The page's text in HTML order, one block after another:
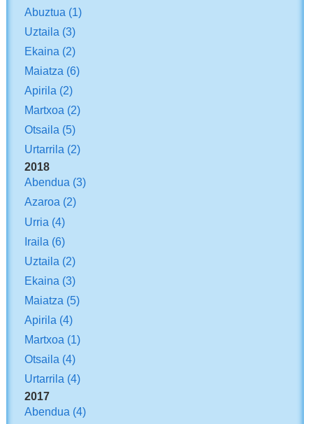
Abuztua (1)
Uztaila (3)
Ekaina (2)
Maiatza (6)
Apirila (2)
Martxoa (2)
Otsaila (5)
Urtarrila (2)
2018
Abendua (3)
Azaroa (2)
Urria (4)
Iraila (6)
Uztaila (2)
Ekaina (3)
Maiatza (5)
Apirila (4)
Martxoa (1)
Otsaila (4)
Urtarrila (4)
2017
Abendua (4)